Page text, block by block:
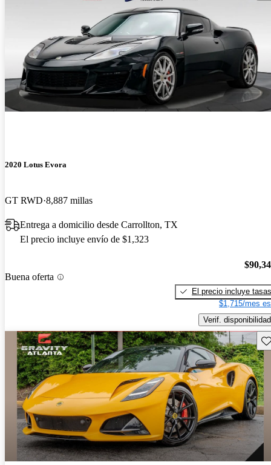
2020 Lotus Evora
GT RWD 8,887 millas
Entrega a domicilio desde Carrollton, TX
El precio incluye envío de $1,323
Buena oferta
El precio incluye tasas
$1,715/mes
Verif. disponibilidad